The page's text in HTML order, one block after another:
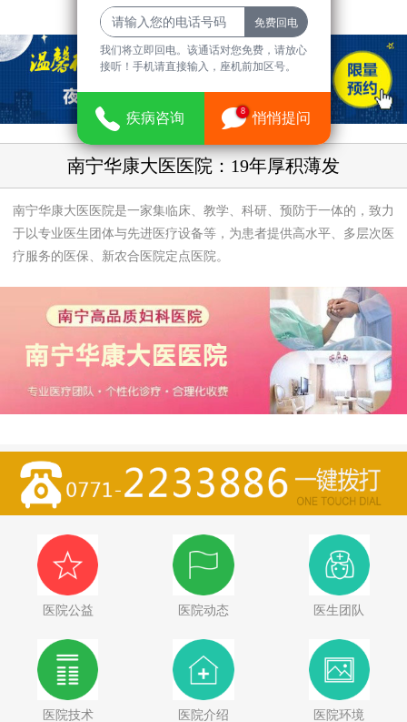
南宁华康大医医院：19年厚积薄发
南宁华康大医医院是一家集临床、教学、科研、预防于一体的，致力
于以专业医生团体与先进医疗设备等，为患者提供高水平、多层次医
疗服务的医保、新农合医院定点医院。
医院公益 医院动态 医生团队
医院技术 医院介绍 医院环境
我们将立即回电。该通话对您免费，请放心
接听！手机请直接输入，座机前加区号。
疾病咨询 8 悄悄提问